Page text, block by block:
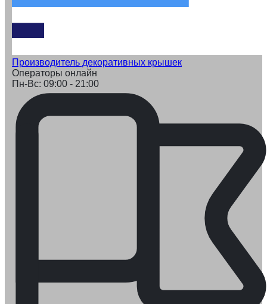
Производитель декоративных крышек
Операторы онлайн
Пн-Вс: 09:00 - 21:00